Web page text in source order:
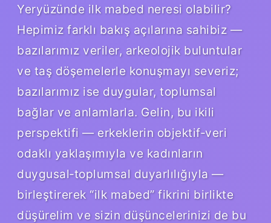
Yeryüzünde ilk mabed neresi olabilir?
Hepimiz farklı bakış açılarına sahibiz —
bazılarımız veriler, arkeolojik buluntular
ve taş döşemelerle konuşmayı severiz;
bazılarımız ise duygular, toplumsal
bağlar ve anlamlarla. Gelin, bu ikili
perspektifi — erkeklerin objektif‑veri
odaklı yaklaşımıyla ve kadınların
duygusal‑toplumsal duyarlılığıyla —
birleştirerek “ilk mabed” fikrini birlikte
düşürelim ve sizin düşüncelerinizi de bu